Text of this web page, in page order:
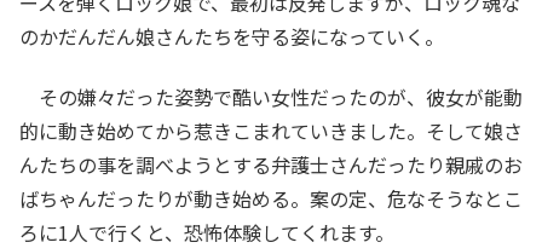
のかだんだん娘さんたちを守る姿になっていく。
その嫌々だった姿勢で酷い女性だったのが、彼女が能動
的に動き始めてから惹きこまれていきました。そして娘さ
んたちの事を調べようとする弁護士さんだったり親戚のお
ばちゃんだったりが動き始める。案の定、危なそうなとこ
ろに1人で行くと、恐怖体験してくれます。